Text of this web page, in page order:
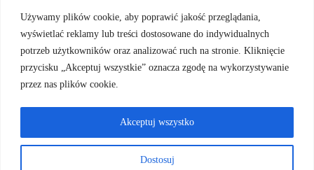
Używamy plików cookie, aby poprawić jakość przeglądania,
wyświetlać reklamy lub treści dostosowane do indywidualnych
potrzeb użytkowników oraz analizować ruch na stronie. Kliknięcie
przycisku „Akceptuj wszystkie” oznacza zgodę na wykorzystywanie
przez nas plików cookie.
Dostosuj
Akceptuj wszystko
Używamy plików cookie, aby poprawić jakość przeglądania,
wyświetlać reklamy lub treści dostosowane do indywidualnych
potrzeb użytkowników oraz analizować ruch na stronie. Kliknięcie
przycisku „Akceptuj wszystkie” oznacza zgodę na wykorzystywanie
przez nas plików cookie.
Dostosuj
Akceptuj wszystko
Aktualności
zwierzęta
Szkolenie
Odwiedzajcie Nas
Facebook YouTube